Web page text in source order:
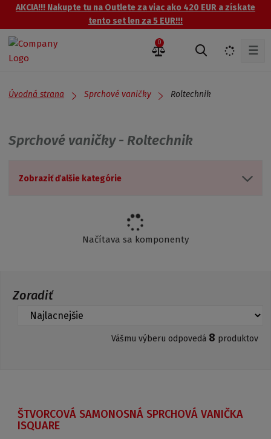
AKCIA!!! Nakupte tu na Outlete za viac ako 420 EUR a získate
tento set len za 5 EUR!!!
ľ
0
☰
Úvodná strana Sprchové vaničky Roltechnik
Sprchové vaničky - Roltechnik
Zobraziť ďalšie kategórie
Načítava sa komponenty
Zoradiť
Vášmu výberu odpovedá 8 produktov
ŠTVORCOVÁ SAMONOSNÁ SPRCHOVÁ VANIČKA
ISQUARE